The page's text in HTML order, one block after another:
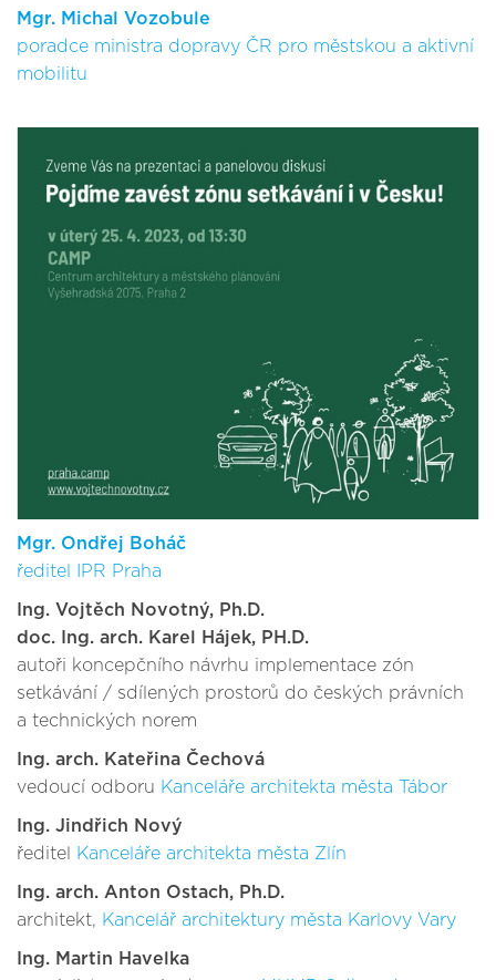
Mgr. Michal Vozobule
poradce ministra dopravy ČR pro městskou a aktivní
mobilitu
Mgr. Ondřej Boháč
ředitel
IPR Praha
Ing. Vojtěch Novotný, Ph.D.
doc. Ing. arch. Karel Hájek, PH.D.
autoři koncepčního návrhu implementace zón
setkávání / sdílených prostorů do českých právních
a technických norem
Ing. arch. Kateřina Čechová
vedoucí odboru Kanceláře architekta města Tábor
Ing. Jindřich Nový
ředitel
Kanceláře architekta města Zlín
Ing. arch. Anton Ostach, Ph.D.
architekt, Kancelář architektury města Karlovy Vary
Ing. Martin Havelka